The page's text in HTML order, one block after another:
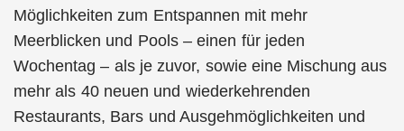
Möglichkeiten zum Entspannen mit mehr
Meerblicken und Pools – einen für jeden
Wochentag – als je zuvor, sowie eine Mischung aus
mehr als 40 neuen und wiederkehrenden
Restaurants, Bars und Ausgehmöglichkeiten und